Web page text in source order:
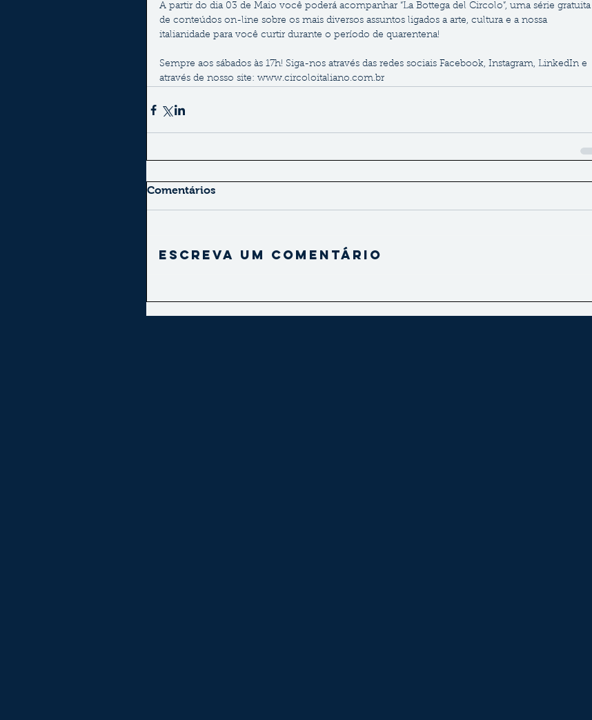
A partir do dia 03 de Maio você poderá acompanhar “La Bottega del Circolo”, uma série gratuita
de conteúdos on-line sobre os mais diversos assuntos ligados a arte, cultura e a nossa
italianidade para você curtir durante o período de quarentena!
Sempre aos sábados às 17h! Siga-nos através das redes sociais Facebook, Instagram, LinkedIn e
através de nosso site: www.circoloitaliano.com.br
Comentários
Escreva um comentário